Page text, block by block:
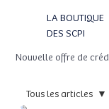
LA BOUTIQUE
DES SCPI
Nouvelle offre de
Tous les articles